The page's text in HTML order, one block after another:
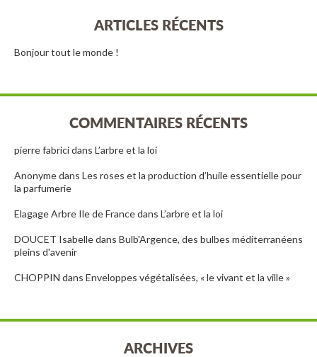
ARTICLES RÉCENTS
Bonjour tout le monde !
COMMENTAIRES RÉCENTS
pierre fabricidans L’arbre et la loi
Anonymedans Les roses et la production d’huile essentielle pour
la parfumerie
Elagage Arbre Ile de Francedans L’arbre et la loi
DOUCET Isabelledans Bulb'Argence, des bulbes méditerranéens
pleins d'avenir
CHOPPIN dans Enveloppes végétalisées, « le vivant et la ville »
ARCHIVES